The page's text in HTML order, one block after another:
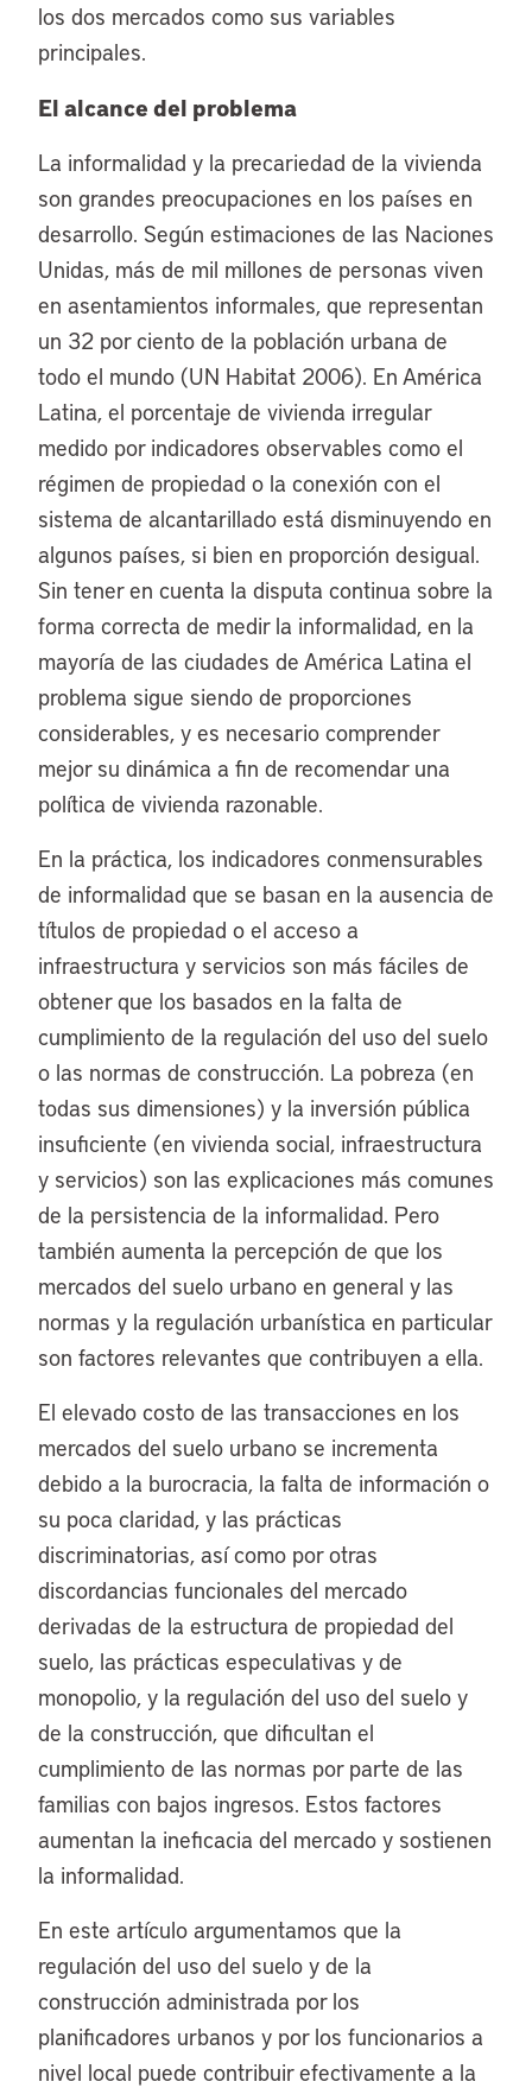
los dos mercados como sus variables
principales.
El alcance del problema
La informalidad y la precariedad de la vivienda
son grandes preocupaciones en los países en
desarrollo. Según estimaciones de las Naciones
Unidas, más de mil millones de personas viven
en asentamientos informales, que representan
un 32 por ciento de la población urbana de
todo el mundo (UN Habitat 2006). En América
Latina, el porcentaje de vivienda irregular
medido por indicadores observables como el
régimen de propiedad o la conexión con el
sistema de alcantarillado está disminuyendo en
algunos países, si bien en proporción desigual.
Sin tener en cuenta la disputa continua sobre la
forma correcta de medir la informalidad, en la
mayoría de las ciudades de América Latina el
problema sigue siendo de proporciones
considerables, y es necesario comprender
mejor su dinámica a fin de recomendar una
política de vivienda razonable.
En la práctica, los indicadores conmensurables
de informalidad que se basan en la ausencia de
títulos de propiedad o el acceso a
infraestructura y servicios son más fáciles de
obtener que los basados en la falta de
cumplimiento de la regulación del uso del suelo
o las normas de construcción. La pobreza (en
todas sus dimensiones) y la inversión pública
insuficiente (en vivienda social, infraestructura
y servicios) son las explicaciones más comunes
de la persistencia de la informalidad. Pero
también aumenta la percepción de que los
mercados del suelo urbano en general y las
normas y la regulación urbanística en particular
son factores relevantes que contribuyen a ella.
El elevado costo de las transacciones en los
mercados del suelo urbano se incrementa
debido a la burocracia, la falta de información o
su poca claridad, y las prácticas
discriminatorias, así como por otras
discordancias funcionales del mercado
derivadas de la estructura de propiedad del
suelo, las prácticas especulativas y de
monopolio, y la regulación del uso del suelo y
de la construcción, que dificultan el
cumplimiento de las normas por parte de las
familias con bajos ingresos. Estos factores
aumentan la ineficacia del mercado y sostienen
la informalidad.
En este artículo argumentamos que la
regulación del uso del suelo y de la
construcción administrada por los
planificadores urbanos y por los funcionarios a
nivel local puede contribuir efectivamente a la